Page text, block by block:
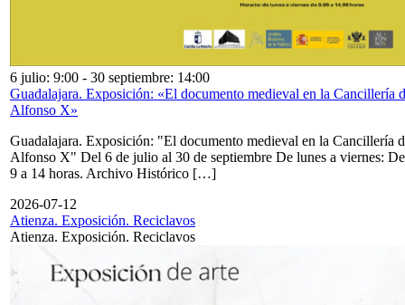
6 julio: 9:00 - 30 septiembre: 14:00
Guadalajara. Exposición: «El documento medieval en la Cancillería
Alfonso X»
Guadalajara. Exposición: "El documento medieval en la Cancillería
Alfonso X" Del 6 de julio al 30 de septiembre De lunes a viernes: De
9 a 14 horas. Archivo Histórico […]
2026-07-12
Atienza. Exposición. Reciclavos
Atienza. Exposición. Reciclavos